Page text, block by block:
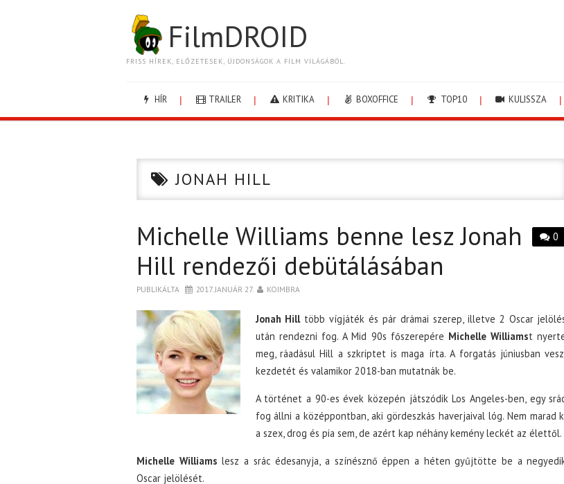
FilmDROID
FRISS HÍREK, ELŐZETESEK, ÚJDONSÁGOK A FILM VILÁGÁBÓL.
HÍR TRAILER KRITIKA BOXOFFICE TOP10 KULISSZA
JONAH HILL
0
Michelle Williams benne lesz Jonah
Hill rendezői debütálásában
PUBLIKÁLTA 2017. JANUÁR 27. KOIMBRA
Jonah Hilltöbb vígjáték és pár drámai szerep, illetve 2 Oscar
után rendezni fog. A Mid 90s főszerepére Michelle Williamst
meg, ráadásul Hill a szkriptet is maga írta. A forgatás júniusban
kezdetét és valamikor 2018-ban mutatnák be.
A történet a 90-es évek közepén játszódik Los Angeles-ben, egy
fog állni a középpontban, aki gördeszkás haverjaival lóg. Nem marad
a szex, drog és pia sem, de azért kap néhány kemény leckét az élettől.
Michelle Williams lesz a srác édesanyja, a színésznő éppen a héten gyűjtötte be a
Oscar jelölését.